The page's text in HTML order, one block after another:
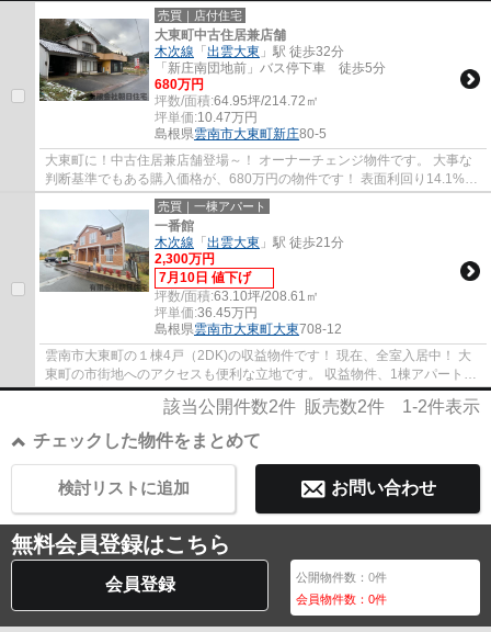
売買｜店付住宅
大東町中古住居兼店舗
木次線 「出雲大東 」駅 徒歩32分
「新庄南団地前」バス停下車 徒歩5分
680万円
坪数/面積:64.95坪/214.72㎡
坪単価:10.47万円
島根県雲南市大東町新庄80-5
大東町に！中古住居兼店舗登場～！ オーナーチェンジ物件です。 大事な
判断基準でもある購入価格が、680万円の物件です！ 表面利回り14.1%
(年間家賃960000円)の現行利回りとなっており...
売買｜一棟アパート
一番館
木次線 「出雲大東 」駅 徒歩21分
2,300万円
7月10日 値下げ
坪数/面積:63.10坪/208.61㎡
坪単価:36.45万円
島根県雲南市大東町大東708-12
雲南市大東町の１棟4戸（2DK)の収益物件です！ 現在、全室入居中！ 大
東町の市街地へのアクセスも便利な立地です。 収益物件、1棟アパートを
お探しの方是非！ 建物設備・収益・消費税...
該当公開件数2件 販売数2件 1-2件表示
チェックした物件をまとめて
お問い合わせ
検討リストに追加
無料会員登録はこちら
会員登録 公開物件数：0件
会員物件数：0件